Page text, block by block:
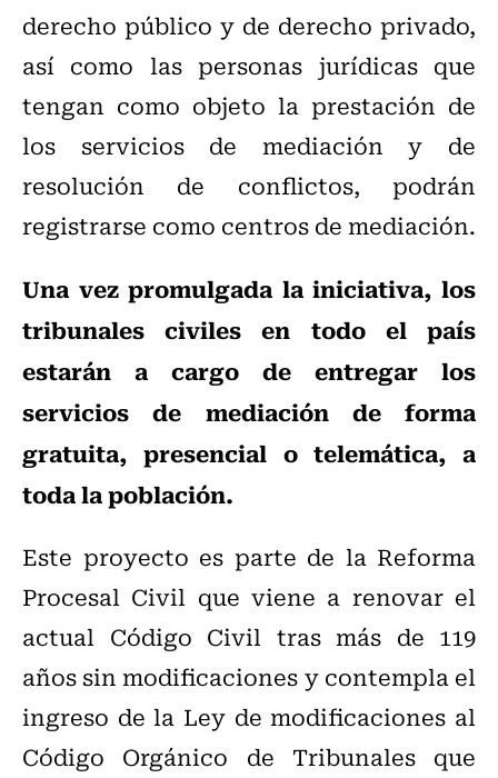
derecho público y de derecho privado,
así como las personas jurídicas que
tengan como objeto la prestación de
los servicios de mediación y de
resolución de conflictos, podrán
registrarse como centros de mediación.
Una vez promulgada la iniciativa, los
tribunales civiles en todo el país
estarán a cargo de entregar los
servicios de mediación de forma
gratuita, presencial o telemática, a
toda la población.
Este proyecto es parte de la Reforma
Procesal Civil que viene a renovar el
actual Código Civil tras más de 119
años sin modificaciones y contempla el
ingreso de la Ley de modificaciones al
Código Orgánico de Tribunales que